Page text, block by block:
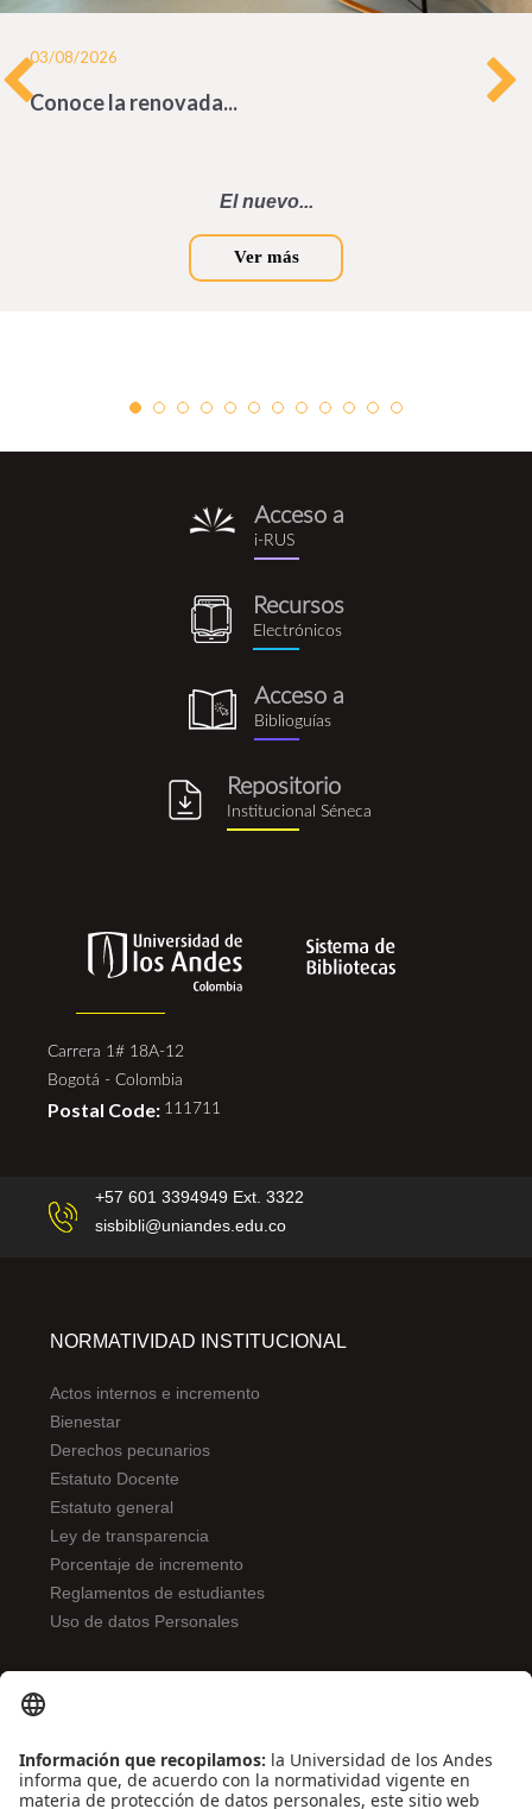
03/08/2026
Conoce la renovada...
El nuevo...
Ver más
i-
rus.png
Acceso a
i-RUS
recursos_electronicos.png
Recursos
Electrónicos
biblioguia.png
Acceso a
Biblioguías
Repositorio
Institucional Séneca
Carrera 1# 18A-12
Bogotá - Colombia
Postal Code: 111711
+57 601 3394949 Ext. 3322
sisbibli@uniandes.edu.co
NORMATIVIDAD INSTITUCIONAL
Actos internos e incremento
Bienestar
Derechos pecunarios
Estatuto Docente
Estatuto general
Ley de transparencia
Porcentaje de incremento
Reglamentos de estudiantes
Uso de datos Personales
Contáctenos
Biblioguías